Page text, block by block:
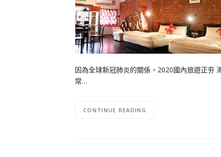
因為全球新冠肺炎的關係，2020國內旅遊正夯
常…
CONTINUE READING